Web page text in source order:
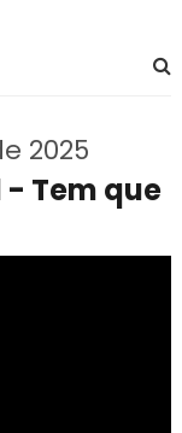
2025
Tem que